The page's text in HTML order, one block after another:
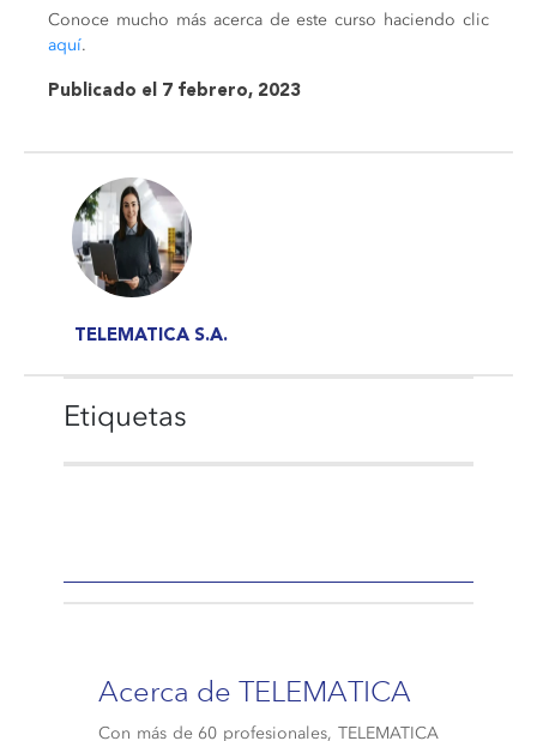
Conoce mucho más acerca de este curso haciendo clic
aquí.
Publicado el 7 febrero, 2023
TELEMATICA S.A.
Etiquetas
Acerca de TELEMATICA
Con más de 60 profesionales, TELEMATICA